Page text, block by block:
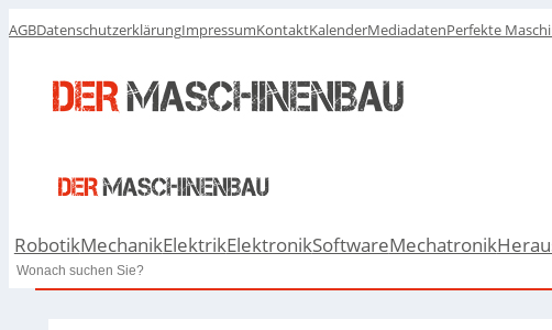
AGBDatenschutzerklärungImpressumKontaktKalenderMediadatenPerfekte
RobotikMechanikElektrikElektronikSoftwareMechatronik
Search